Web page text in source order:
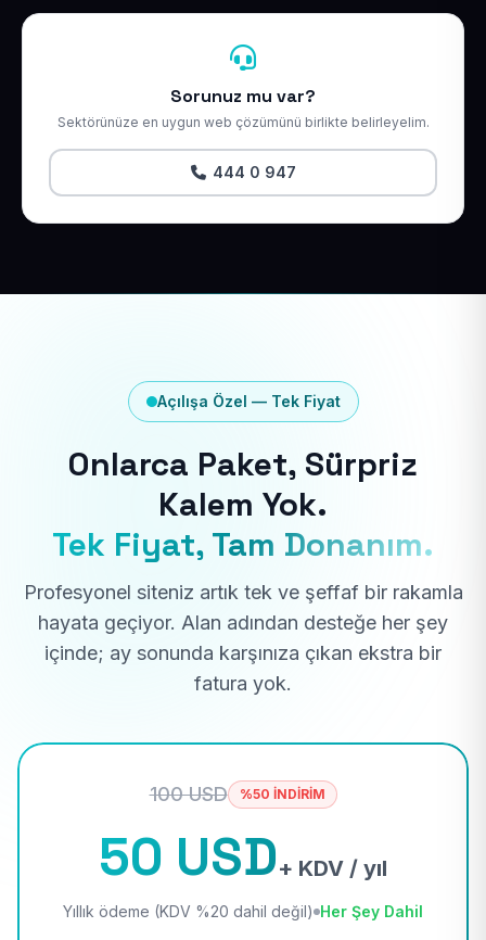
Sorunuz mu var?
Sektörünüze en uygun web çözümünü birlikte belirleyelim.
444 0 947
Açılışa Özel — Tek Fiyat
Onlarca Paket, Sürpriz
Kalem Yok.
Tek Fiyat, Tam Donanım.
Profesyonel siteniz artık tek ve şeffaf bir rakamla
hayata geçiyor. Alan adından desteğe her şey
içinde; ay sonunda karşınıza çıkan ekstra bir
fatura yok.
100 USD %50 İNDİRİM
50 USD+ KDV / yıl
Yıllık ödeme (KDV %20 dahil değil) Her Şey Dahil